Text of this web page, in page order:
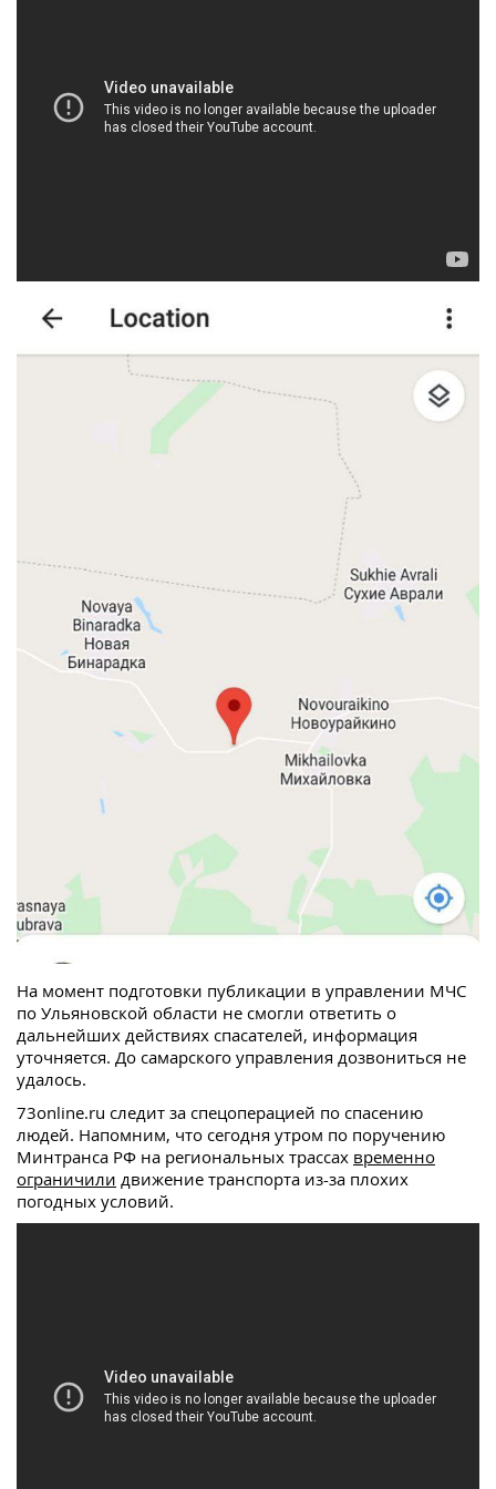
На момент подготовки публикации в управлении МЧС
по Ульяновской области не смогли ответить о
дальнейших действиях спасателей, информация
уточняется. До самарского управления дозвониться не
удалось.
73online.ru следит за спецоперацией по спасению
людей. Напомним, что сегодня утром по поручению
Минтранса РФ на региональных трассах временно
ограничили движение транспорта из-за плохих
погодных условий.